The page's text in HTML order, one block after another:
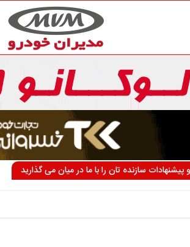
سازنده تان را با ما در میان می گذارید